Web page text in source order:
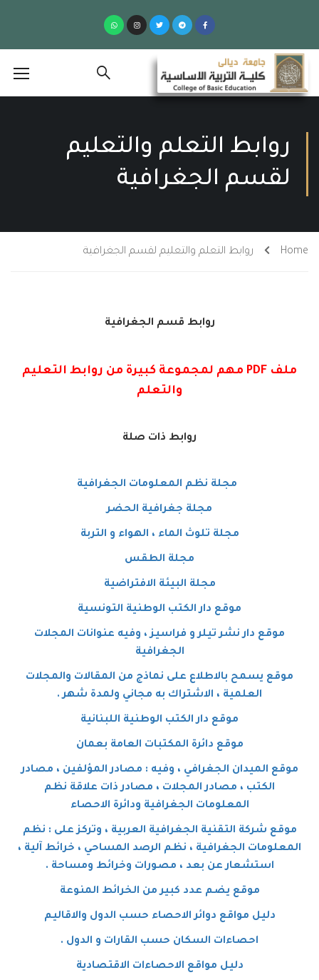
روابط التعلم والتعليم
لقسم الجغرافية
Home روابط التعلم والتعليم لقسم الجغرافية
روابط قسم الجغرافية
ملف PDF مهم لمجموعة كبيرة من روابط التعليم
والتعلم
روابط ذات صلة
مجلة نظم المعلومات الجغرافية
مجلة جغرافية الحضر
مجلة تلوث الماء ، الهواء و التربة
مجلة الطقس
مجلة البيئة الافتراضية
موقع دار الكتب الوطنية التونسية
موقع دار نشر تيلر و فراسيز ، وفيه عنوانات المجلات
الجغرافية
موقع يسمح بالاطلاع على نماذج من المقالات والمجلات
العلمية ، الاشتراك به مجاني ولمدة شهر .
موقع دار الكتب الوطنية اللبنانية
موقع دائرة المكتبات العامة بعمان
موقع الميدان الجغرافي ، وفيه : مصادر المؤلفين ، مصادر
الكتب ، مصادر المجلات ، مصادر ذات علاقة نظم
المعلومات الجغرافية ودائرة الاحصاء
موقع شركة التقنية الجغرافية العربية ، وتركز على : نظم
المعلومات الجغرافية ، نظم الرصد المساحي ، خرائط آلية ،
استشعار عن بعد ، مصورات وخرائط ومساحة .
موقع يضم عدد كبير من الخرائط المنوعة
دليل مواقع دوائر الاحصاء حسب الدول والاقاليم
احصاءات السكان حسب القارات و الدول .
دليل مواقع الاحصاءات الاقتصادية